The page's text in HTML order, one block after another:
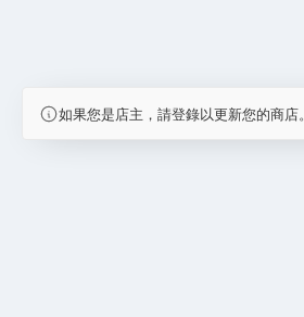
如果您是店主，請登錄以更新您的商店。